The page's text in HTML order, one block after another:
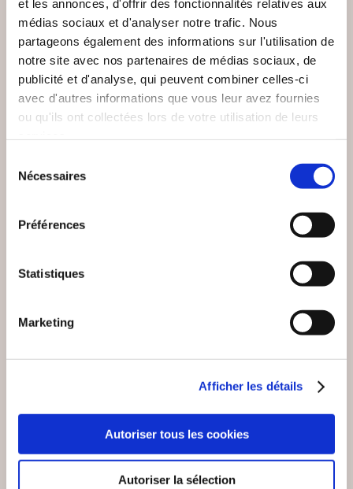
et les annonces, d'offrir des fonctionnalités relatives aux
médias sociaux et d'analyser notre trafic. Nous
partageons également des informations sur l'utilisation de
notre site avec nos partenaires de médias sociaux, de
publicité et d'analyse, qui peuvent combiner celles-ci
avec d'autres informations que vous leur avez fournies
ou qu'ils ont collectées lors de votre utilisation de leurs
Nécessaires
Préférences
Statistiques
Marketing
Afficher les détails
Autoriser tous les cookies
Autoriser la sélection
LES JOURS VOLÉS DE
(1 avis)
SEXOLOGIE ET